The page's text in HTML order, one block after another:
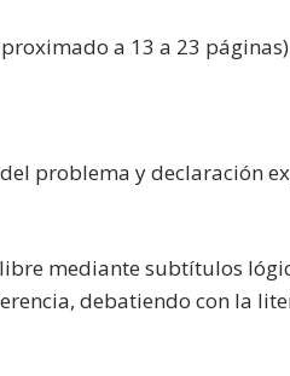
a 13 a 23
problema y declaración
mediante subtítulos
debatiendo con la